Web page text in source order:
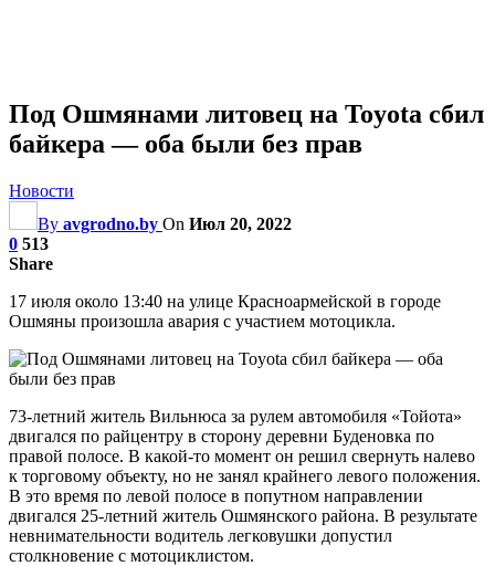
Под Ошмянами литовец на Toyota сбил
байкера — оба были без прав
Новости
By avgrodno.by On Июл 20, 2022
0 513
Share
17 июля около 13:40 на улице Красноармейской в городе
Ошмяны произошла авария с участием мотоцикла.
73-летний житель Вильнюса за рулем автомобиля «Тойота»
двигался по райцентру в сторону деревни Буденовка по
правой полосе. В какой-то момент он решил свернуть налево
к торговому объекту, но не занял крайнего левого положения.
В это время по левой полосе в попутном направлении
двигался 25-летний житель Ошмянского района. В результате
невнимательности водитель легковушки допустил
столкновение с мотоциклистом.